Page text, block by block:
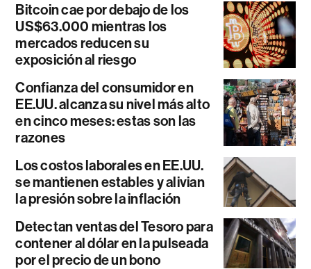
Bitcoin cae por debajo de los
US$63.000 mientras los
mercados reducen su
exposición al riesgo
Confianza del consumidor en
EE.UU. alcanza su nivel más alto
en cinco meses: estas son las
razones
Los costos laborales en EE.UU.
se mantienen estables y alivian
la presión sobre la inflación
Detectan ventas del Tesoro para
contener al dólar en la pulseada
por el precio de un bono